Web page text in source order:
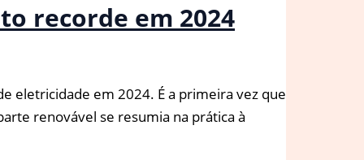
recorde em 2024
eletricidade em 2024. É a primeira vez que
renovável se resumia na prática à